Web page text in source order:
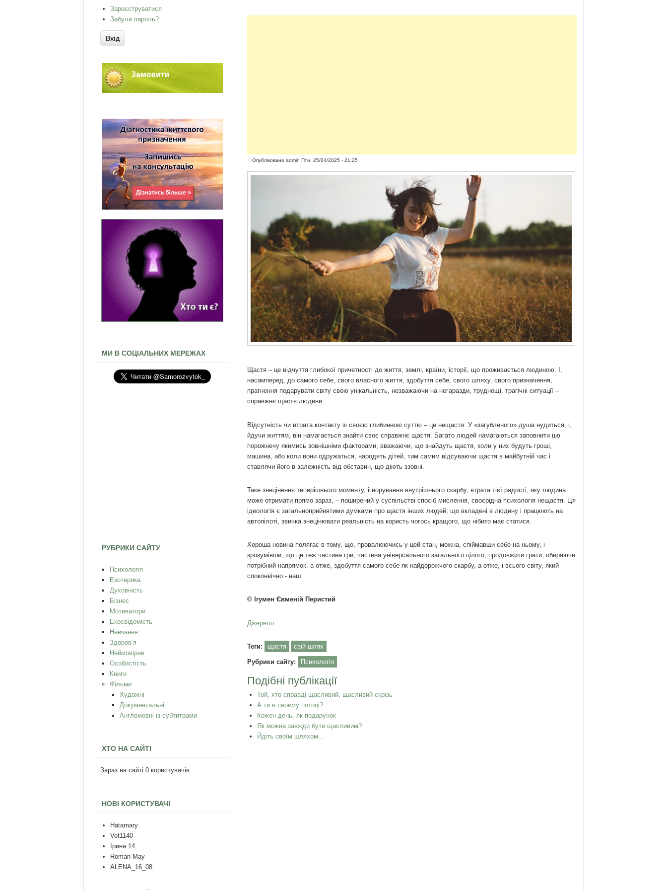
Опублікованоadmin Птн, 25/04/2025 - 21:25
Щастя – це відчуття глибокої причетності до життя, землі, країни, історії, що проживається людиною. І,
насамперед, до самого себе, свого власного життя, здобуття себе, свого шляху, свого призначення,
прагнення подарувати світу свою унікальність, незважаючи на негаразди, труднощі, трагічні ситуації –
справжнє щастя людини.
Відсутність чи втрата контакту зі своєю глибинною суттю – це нещастя. У «загубленого» душа нудиться, і,
йдучи життям, він намагається знайти своє справжнє щастя. Багато людей намагаються заповнити цю
порожнечу якимись зовнішніми факторами, вважаючи, що знайдуть щастя, коли у них будуть гроші,
машина, або коли вони одружаться, народять дітей, тим самим відсуваючи щастя в майбутній час і
ставлячи його в залежність від обставин, що діють ззовні.
Таке знецінення теперішнього моменту, ігнорування внутрішнього скарбу, втрата тієї радості, яку людина
може отримати прямо зараз, – поширений у суспільстві спосіб мислення, своєрідна психологія нещастя. Ця
ідеологія є загальноприйнятими думками про щастя інших людей, що вкладені в людину і працюють на
автопілоті, звичка знецінювати реальність на користь чогось кращого, що нібито має статися.
Хороша новина полягає в тому, що, провалюючись у цей стан, можна, спіймавши себе на ньому, і
зрозумівши, що це теж частина гри, частина універсального загального цілого, продовжити грати, обираючи
потрібний напрямок, а отже, здобуття самого себе як найдорожчого скарбу, а отже, і всього світу, який
споконвічно - наш.
© Ігумен Євменій Перистий
Джерело
Теги: щастя свій шлях
Рубрики сайту: Психологія
Подібні публікації
Той, хто справді щасливий, щасливий скрізь
А ти в своєму потоці?
Кожен день, як подарунок
Як можна завжди бути щасливим?
Йдіть своїм шляхом...
Зареєструватися
Забули пароль?
МИ В СОЦІАЛЬНИХ МЕРЕЖАХ
РУБРИКИ САЙТУ
Психологія
Езотерика
Духовність
Бізнес
Мотиватори
Екосвідомість
Навчання
Здоров’я
Неймовірне
Особистість
Книги
Фільми
Художні
Документальні
Англомовні із субтитрами
ХТО НА САЙТІ
Зараз на сайті 0 користувачів.
НОВІ КОРИСТУВАЧІ
Hatamary
Vet1140
Ірина 14
Roman May
ALENA_16_08